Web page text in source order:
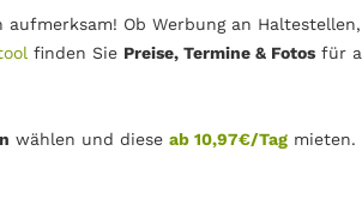
Ob Werbung an
finden Sie Preise, Termine & Fotos für
wählen und diese ab 10,97€/Tag mieten.